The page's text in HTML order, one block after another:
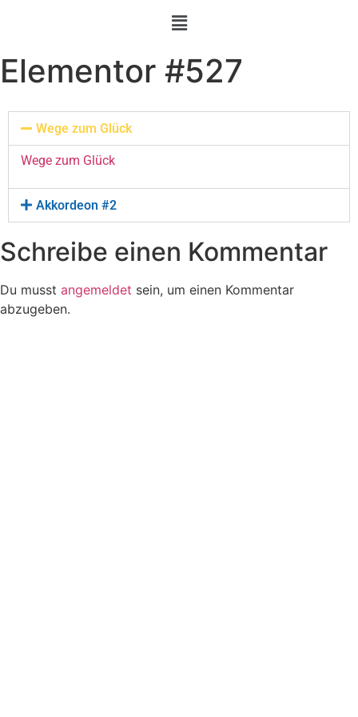
Elementor #527
Wege zum Glück
Wege zum Glück
Akkordeon #2
Schreibe einen Kommentar
Du musst angemeldet sein, um einen Kommentar
abzugeben.